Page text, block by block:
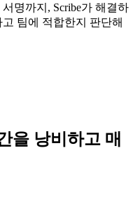
명까지, Scribe가 해결하
팀에 적합한지 판단해
을 낭비하고 매